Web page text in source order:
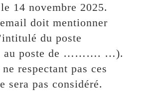
14 novembre 2025.
doit mentionner
du poste
au poste de ………. …).
respectant pas ces
sera pas considéré.